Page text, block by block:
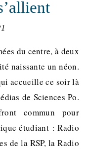
naissante un néon.
accueille ce soir là
de Sciences Po.
commun pour
étudiant : Radio
de la RSP, la Radio